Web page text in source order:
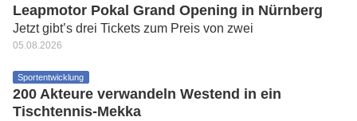
Leapmotor Pokal Grand Opening in Nürnberg
Jetzt gibt’s drei Tickets zum Preis von zwei
05.08.2026
Sportentwicklung
200 Akteure verwandeln Westend in ein
Tischtennis-Mekka